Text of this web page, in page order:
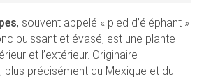
, souvent appelé « pied d’éléphant »
puissant et évasé, est une plante
et l’extérieur. Originaire
plus précisément du Mexique et du